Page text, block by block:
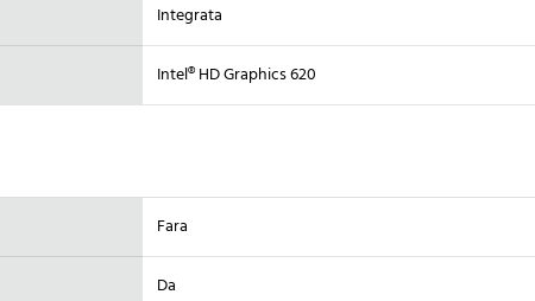
Integrata
Intel® HD Graphics 620
Fara
Da